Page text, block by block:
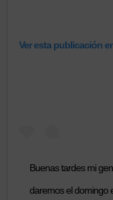
Ver esta publicación
Buenas tardes mi
daremos el domingo